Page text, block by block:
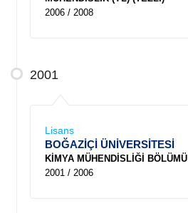
2006 / 2008
2001
Lisans
BOĞAZİÇİ ÜNİVERSİTESİ
KİMYA MÜHENDİSLİĞİ BÖLÜMÜ
2001 / 2006